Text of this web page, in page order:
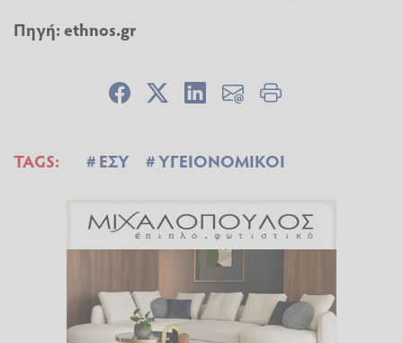
Πηγή: ethnos.gr
TAGS: ΕΣΥ ΥΓΕΙΟΝΟΜΙΚΟΙ